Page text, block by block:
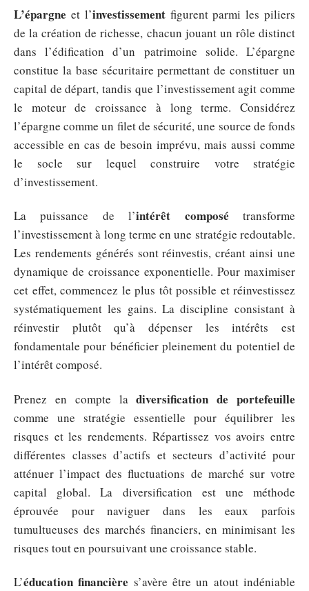
L’épargne et l’investissementfigurent parmi les piliers
de la création de richesse, chacun jouant un rôle distinct
dans l’édification d’un patrimoine solide. L’épargne
constitue la base sécuritaire permettant de constituer un
capital de départ, tandis que l’investissement agit comme
le moteur de croissance à long terme. Considérez
l’épargne comme un filet de sécurité, une source de fonds
accessible en cas de besoin imprévu, mais aussi comme
le socle sur lequel construire votre stratégie
d’investissement.
La puissance de l’intérêt composé transforme
l’investissement à long terme en une stratégie redoutable.
Les rendements générés sont réinvestis, créant ainsi une
dynamique de croissance exponentielle. Pour maximiser
cet effet, commencez le plus tôt possible et réinvestissez
systématiquement les gains. La discipline consistant à
réinvestir plutôt qu’à dépenser les intérêts est
fondamentale pour bénéficier pleinement du potentiel de
l’intérêt composé.
Prenez en compte ladiversification de portefeuille
comme une stratégie essentielle pour équilibrer les
risques et les rendements. Répartissez vos avoirs entre
différentes classes d’actifs et secteurs d’activité pour
atténuer l’impact des fluctuations de marché sur votre
capital global. La diversification est une méthode
éprouvée pour naviguer dans les eaux parfois
tumultueuses des marchés financiers, en minimisant les
risques tout en poursuivant une croissance stable.
L’éducation financière s’avère être un atout indéniable